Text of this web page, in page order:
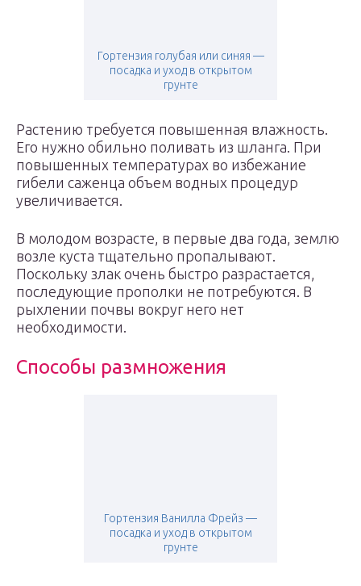
Гортензия голубая или синяя —
посадка и уход в открытом
грунте
Растению требуется повышенная влажность.
Его нужно обильно поливать из шланга. При
повышенных температурах во избежание
гибели саженца объем водных процедур
увеличивается.
В молодом возрасте, в первые два года, землю
возле куста тщательно пропалывают.
Поскольку злак очень быстро разрастается,
последующие прополки не потребуются. В
рыхлении почвы вокруг него нет
необходимости.
Способы размножения
Гортензия Ванилла Фрейз —
посадка и уход в открытом
грунте